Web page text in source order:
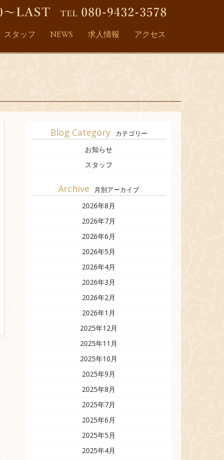
スタッフ NEWS 求人情報 アクセス
Blog Category カテゴリー
お知らせ
スタッフ
Archive 月別アーカイブ
2026年8月
2026年7月
2026年6月
2026年5月
2026年4月
2026年3月
2026年2月
2026年1月
2025年12月
2025年11月
2025年10月
2025年9月
2025年8月
2025年7月
2025年6月
2025年5月
2025年4月